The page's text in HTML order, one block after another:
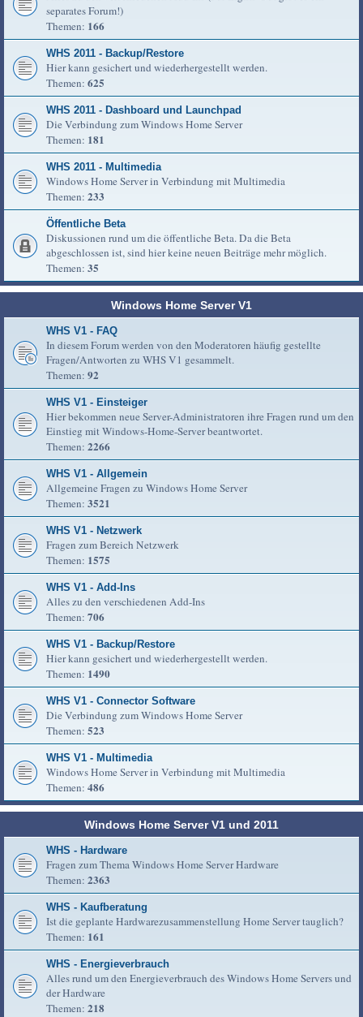
separates Forum!)
Themen: 166
WHS 2011 - Backup/Restore
Hier kann gesichert und wiederhergestellt werden.
Themen: 625
WHS 2011 - Dashboard und Launchpad
Die Verbindung zum Windows Home Server
Themen: 181
WHS 2011 - Multimedia
Windows Home Server in Verbindung mit Multimedia
Themen: 233
Öffentliche Beta
Diskussionen rund um die öffentliche Beta. Da die Beta
abgeschlossen ist, sind hier keine neuen Beiträge mehr möglich.
Themen: 35
Windows Home Server V1
WHS V1 - FAQ
In diesem Forum werden von den Moderatoren häufig gestellte
Fragen/Antworten zu WHS V1 gesammelt.
Themen: 92
WHS V1 - Einsteiger
Hier bekommen neue Server-Administratoren ihre Fragen rund um den
Einstieg mit Windows-Home-Server beantwortet.
Themen: 2266
WHS V1 - Allgemein
Allgemeine Fragen zu Windows Home Server
Themen: 3521
WHS V1 - Netzwerk
Fragen zum Bereich Netzwerk
Themen: 1575
WHS V1 - Add-Ins
Alles zu den verschiedenen Add-Ins
Themen: 706
WHS V1 - Backup/Restore
Hier kann gesichert und wiederhergestellt werden.
Themen: 1490
WHS V1 - Connector Software
Die Verbindung zum Windows Home Server
Themen: 523
WHS V1 - Multimedia
Windows Home Server in Verbindung mit Multimedia
Themen: 486
Windows Home Server V1 und 2011
WHS - Hardware
Fragen zum Thema Windows Home Server Hardware
Themen: 2363
WHS - Kaufberatung
Ist die geplante Hardwarezusammenstellung Home Server tauglich?
Themen: 161
WHS - Energieverbrauch
Alles rund um den Energieverbrauch des Windows Home Servers und
der Hardware
Themen: 218